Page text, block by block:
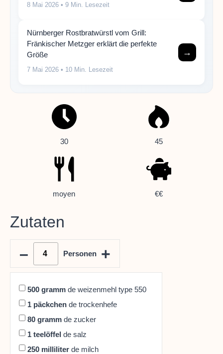
8 Mai 2026 • 9 Min. Lesezeit
Nürnberger Rostbratwürstl vom Grill:
Fränkischer Metzger erklärt die perfekte
Größe
7 Mai 2026 • 10 Min. Lesezeit
→
30 45
moyen €€
Zutaten
–
Personen +
500 gramm de weizenmehl type 550
1 päckchen de trockenhefe
80 gramm de zucker
1 teelöffel de salz
250 milliliter de milch